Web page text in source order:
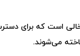
است که برای
می‌شوند.